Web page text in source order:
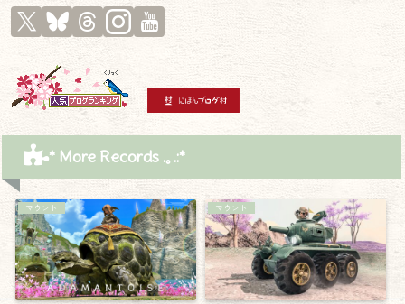
* More Records .｡.:*
マウント マウント